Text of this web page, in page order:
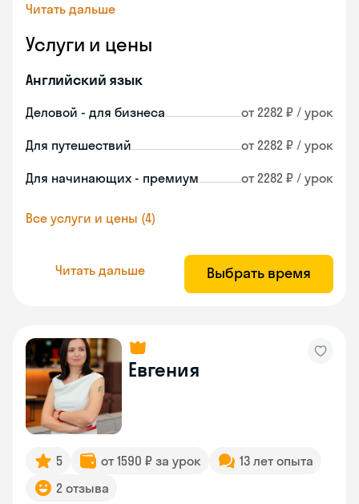
Читать дальше
Услуги и цены
Английский язык
Деловой - для бизнеса от 2282 ₽ / урок
Для путешествий от 2282 ₽ / урок
Для начинающих - премиум от 2282 ₽ / урок
Все услуги и цены (4)
Читать дальше Выбрать время
Евгения
5 от 1590 ₽ за урок
13 лет опыта
2 отзыва